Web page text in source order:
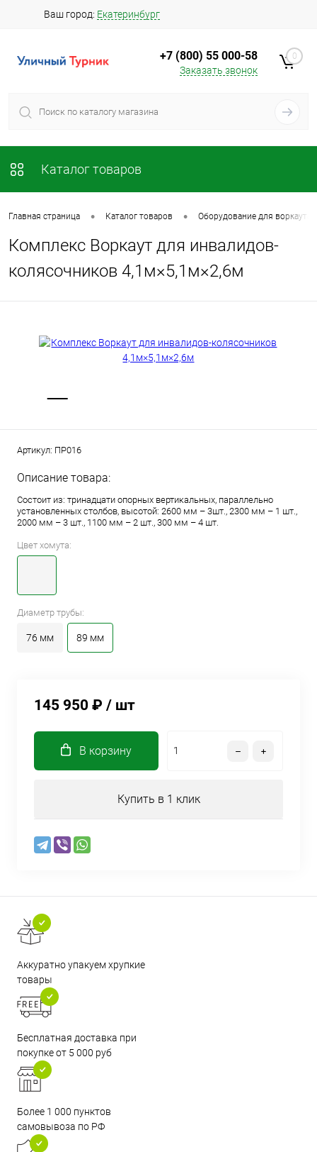
Ваш город: Екатеринбург
+7 (800) 55 000-58
Заказать звонок
0
Каталог товаров
Главная страница • Каталог товаров • Оборудование для воркаута
Комплекс Воркаут для инвалидов-
колясочников 4,1м×5,1м×2,6м
Артикул: ПР016
Описание товара:
Состоит из: тринадцати опорных вертикальных, параллельно
установленных столбов, высотой: 2600 мм – 3шт., 2300 мм – 1 шт.,
2000 мм – 3 шт., 1100 мм – 2 шт., 300 мм – 4 шт.
Цвет хомута:
Диаметр трубы:
76 мм 89 мм
145 950 ₽ / шт
В корзину
Купить в 1 клик
Аккуратно упакуем хрупкие
товары
Бесплатная доставка при
покупке от 5 000 руб
Более 1 000 пунктов
самовывоза по РФ